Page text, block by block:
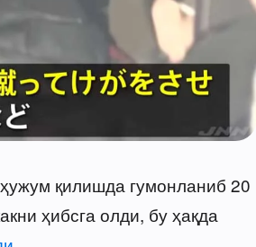
қилишда гумонланиб 20
ҳибсга олди, бу ҳақда